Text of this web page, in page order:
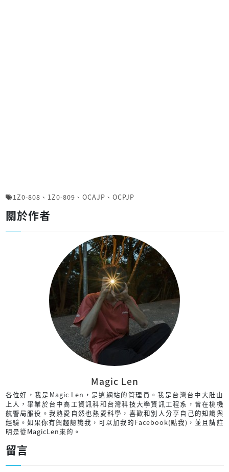
1Z0-808 、 1Z0-809 、 OCAJP 、 OCPJP
關於作者
Magic Len
各位好，我是Magic Len，是這網站的管理員。我是台灣台中大肚山
上人，畢業於台中高工資訊科和台灣科技大學資訊工程系，曾在桃機
航警局服役。我熱愛自然也熱愛科學，喜歡和別人分享自己的知識與
經驗。如果你有興趣認識我，可以加我的Facebook(點我) ，並且請註
明是從MagicLen來的。
留言